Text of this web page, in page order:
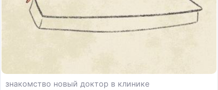
знакомство новый доктор в клинике